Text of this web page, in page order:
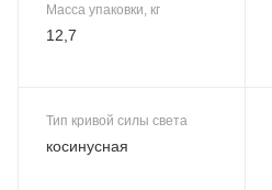
Масса упаковки, кг
12,7
Тип кривой силы света
косинусная